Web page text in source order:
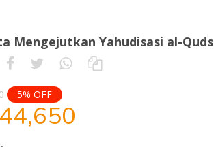
Mengejutkan Yahudisasi al-Quds
5% OFF